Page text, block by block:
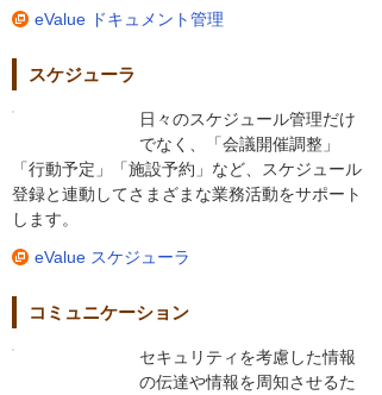
eValue ドキュメント管理
スケジューラ
日々のスケジュール管理だけ
でなく、「会議開催調整」
「行動予定」「施設予約」など、スケジュール
登録と連動してさまざまな業務活動をサポート
します。
eValue スケジューラ
コミュニケーション
セキュリティを考慮した情報
の伝達や情報を周知させるた